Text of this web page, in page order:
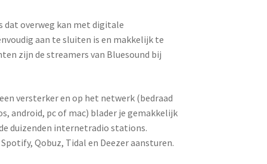
dat overweg kan met digitale
aan te sluiten is en makkelijk te
zijn de streamers van Bluesound bij
versterker en op het netwerk (bedraad
android, pc of mac) blader je gemakkelijk
duizenden internetradio stations.
Qobuz, Tidal en Deezer aansturen.